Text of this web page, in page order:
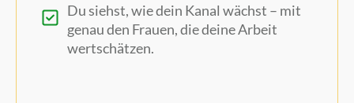
Du siehst, wie dein Kanal wächst – mit
genau den Frauen, die deine Arbeit
wertschätzen.